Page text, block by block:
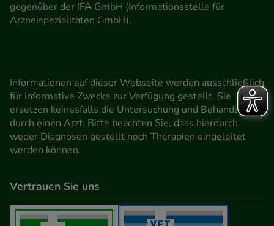
gegenüber der IFA GmbH (Informationsstelle für
Arzneispezialitäten GmbH).
Informationen auf dieser Webseite werden ausschließlich
für informative Zwecke zur Verfügung gestellt. Sie
ersetzen keinesfalls die Untersuchung und Behandlung
durch einen Arzt. Bitte beachten Sie, dass hierdurch
weder Diagnosen gestellt noch Therapien eingeleitet
werden können.
Vertrauen Sie uns